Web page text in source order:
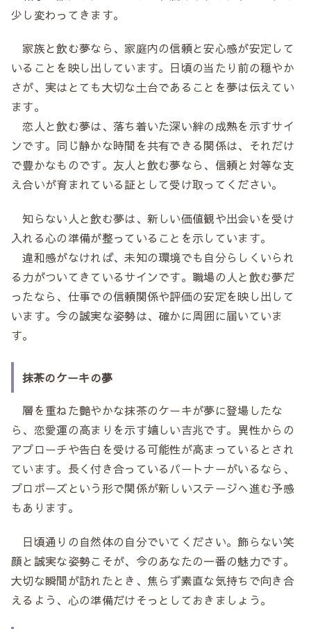
少し変わってきます。
家族と飲む夢なら、家庭内の信頼と安心感が安定して
いることを映し出しています。日頃の当たり前の穏やか
さが、実はとても大切な土台であることを夢は伝えてい
ます。
恋人と飲む夢は、落ち着いた深い絆の成熟を示すサイ
ンです。同じ静かな時間を共有できる関係は、それだけ
で豊かなものです。友人と飲む夢なら、信頼と対等な支
え合いが育まれている証として受け取ってください。
知らない人と飲む夢は、新しい価値観や出会いを受け
入れる心の準備が整っていることを示しています。
違和感がなければ、未知の環境でも自分らしくいられ
る力がついてきているサインです。職場の人と飲む夢だ
ったなら、仕事での信頼関係や評価の安定を映し出して
います。今の誠実な姿勢は、確かに周囲に届いていま
す。
抹茶のケーキの夢
層を重ねた艶やかな抹茶のケーキが夢に登場したな
ら、恋愛運の高まりを示す嬉しい吉兆です。異性からの
アプローチや告白を受ける可能性が高まっているとされ
ています。長く付き合っているパートナーがいるなら、
プロポーズという形で関係が新しいステージへ進む予感
もあります。
日頃通りの自然体の自分でいてください。飾らない笑
顔と誠実な姿勢こそが、今のあなたの一番の魅力です。
大切な瞬間が訪れたとき、焦らず素直な気持ちで向き合
えるよう、心の準備だけそっとしておきましょう。